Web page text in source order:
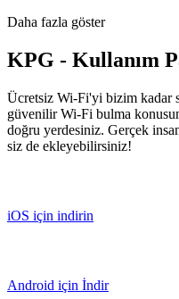
Daha fazla göster
KPG - Kullanım
Ücretsiz Wi-Fi'yi bizim kadar
güvenilir Wi-Fi bulma
doğru yerdesiniz. Gerçek
siz de ekleyebilirsiniz!
iOS için indirin
Android için İndir